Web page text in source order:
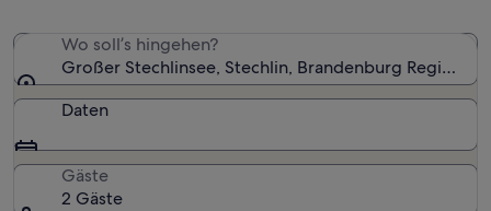
Wo soll’s hingehen?
Großer Stechlinsee, Stechlin, Brandenburg Region,
Daten
Gäste
2 Gäste